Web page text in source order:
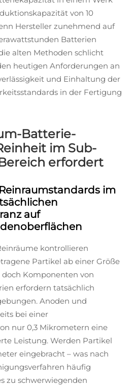
von 10
Hersteller zunehmend auf
Batterien
alten Methoden schlicht
heutigen Anforderungen an
und Einhaltung der
in der Fertigung
Batterie-
im Sub-
erfordert
im
auf
kontrollieren
Partikel ab einer Größe
Komponenten von
erfordern tatsächlich
Anoden und
bei einer
nur 0,3 Mikrometern eine
Leistung. Werden Partikel
eingebracht – was nach
häufig
zu schwerwiegenden